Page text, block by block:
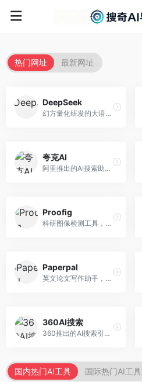
热门网址 最新网址
DeepSeek
幻方量化研发的大语言模型平台，专注于深度推理和代码生成能力。面向开发者、研究人员和技术爱好者，提供强大的逻辑推理和数学计算功能，开源生态完善，API接口友好。
夸克AI
阿里推出的AI搜索助手，整合搜索与AI功能。面向年轻用户，提供智能搜索、文档处理、学习辅助等服务，与夸克生态深度整合。
Proofig
科研图像检测工具，专注于学术图像完整性验证。面向科研人员，提供图像检测、重复分析、报告生成等服务，学术检测专业。
Paperpal
英文论文写作助手，专注于学术英语润色。面向需要发表国际期刊的研究者，提供语法检查、学术表达优化、格式规范等服务，英语表达地道专业。
360AI搜索
360推出的AI搜索引擎，专注于安全智能搜索。面向普通用户，提供智能问答、网页搜索、内容整理等服务，安全防护能力强。
国内热门AI工具 国际热门AI工具